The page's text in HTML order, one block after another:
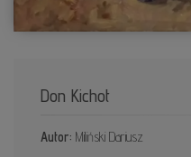
Don Kichot
Autor: Miliński Dariusz